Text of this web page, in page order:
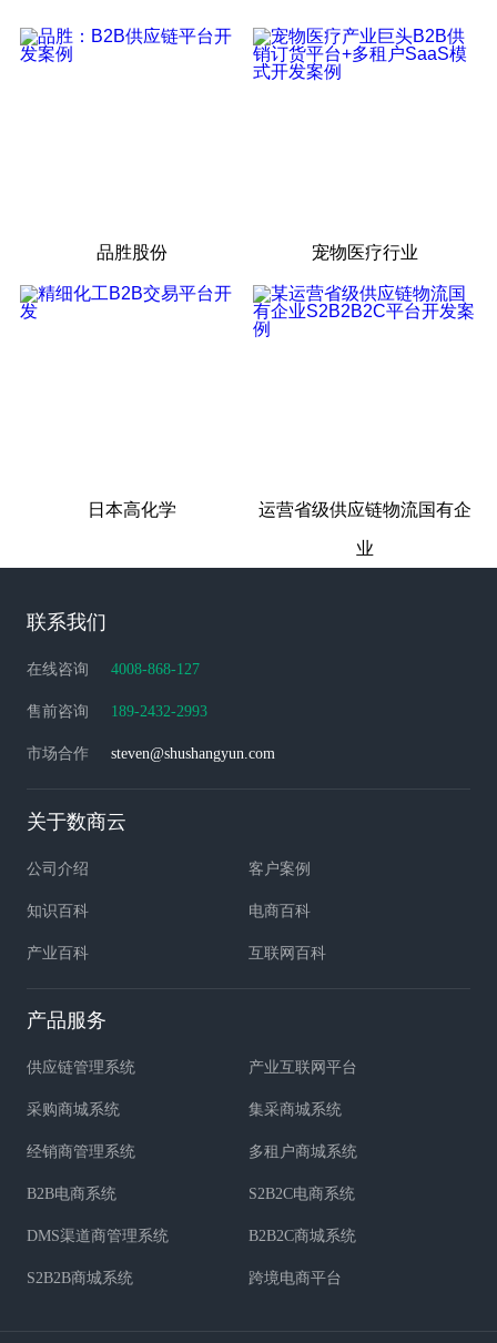
品胜股份 宠物医疗行业
日本高化学 运营省级供应链物流国有企
业
联系我们
在线咨询 4008-868-127
售前咨询 189-2432-2993
市场合作 steven@shushangyun.com
关于数商云
公司介绍 客户案例
知识百科 电商百科
产业百科 互联网百科
产品服务
供应链管理系统 产业互联网平台
采购商城系统 集采商城系统
经销商管理系统 多租户商城系统
B2B电商系统 S2B2C电商系统
DMS渠道商管理系统 B2B2C商城系统
S2B2B商城系统 跨境电商平台